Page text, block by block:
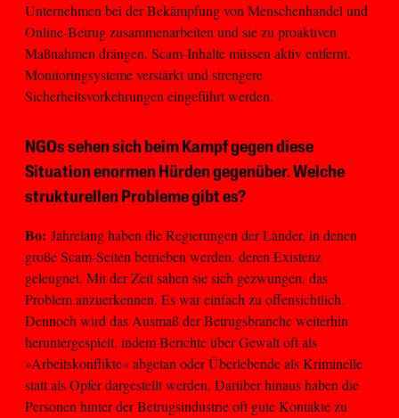
Unternehmen bei der Bekämpfung von Menschenhandel und
Online-Betrug zusammenarbeiten und sie zu proaktiven
Maßnahmen drängen. Scam-Inhalte müssen aktiv entfernt,
Monitoringsysteme verstärkt und strengere
Sicherheitsvorkehrungen eingeführt werden.
NGOs sehen sich beim Kampf gegen diese
Situation enormen Hürden gegenüber. Welche
strukturellen Probleme gibt es?
Bo: Jahrelang haben die Regierungen der Länder, in denen
große Scam-Seiten betrieben werden, deren Existenz
geleugnet. Mit der Zeit sahen sie sich gezwungen, das
Problem anzuerkennen. Es war einfach zu offensichtlich.
Dennoch wird das Ausmaß der Betrugsbranche weiterhin
heruntergespielt, indem Berichte über Gewalt oft als
»Arbeitskonflikte« abgetan oder Überlebende als Kriminelle
statt als Opfer dargestellt werden. Darüber hinaus haben die
Personen hinter der Betrugsindustrie oft gute Kontakte zu